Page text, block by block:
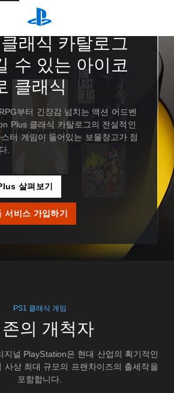
래식 카탈로그
수 있는 아이코
클래식
부터 긴장감 넘치는 액션 어드벤
Plus 클래식 카탈로그의 전설적인
터 게임이 들어있는 보물창고가 점
.
살펴보기
서비스 가입하기
PS1 클래식 게임
의 개척자
지널 PlayStation은 현대 산업의 획기적인
사상 최대 규모의 프랜차이즈의 출세작을
포함합니다.